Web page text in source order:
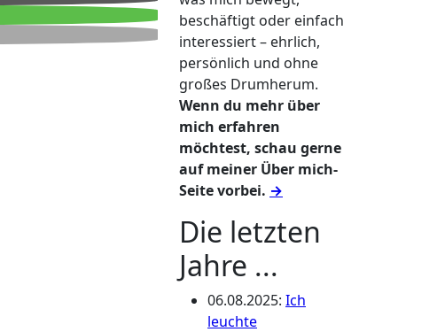
beschäftigt oder einfach
interessiert – ehrlich,
persönlich und ohne
großes Drumherum.
Wenn du mehr über
mich erfahren
möchtest, schau gerne
auf meiner Über mich-
Seite vorbei. →
Die letzten
Jahre ...
06.08.2025: Ich
leuchte